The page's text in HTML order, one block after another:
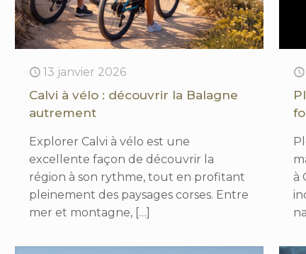
13 janvier 2026
Calvi à vélo : découvrir la Balagne
autrement
Explorer Calvi à vélo est une
excellente façon de découvrir la
région à son rythme, tout en profitant
pleinement des paysages corses. Entre
mer et montagne, […]
à